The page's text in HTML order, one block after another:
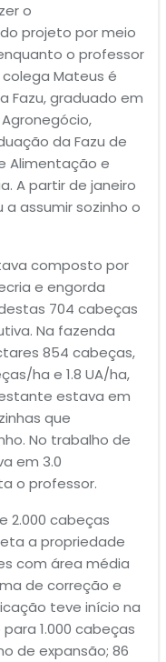
o
projeto por meio
o professor
Mateus é
Fazu, graduado em
da Fazu de
Alimentação e
A partir de janeiro
a assumir sozinho o
composto por
e engorda
704 cabeças
Na fazenda
854 cabeças,
ha e 1.8 UA/ha,
estava em
que
No trabalho de
em 3.0
o professor.
2.000 cabeças
a propriedade
com área média
de correção e
teve início na
1.000 cabeças
de expansão; 86